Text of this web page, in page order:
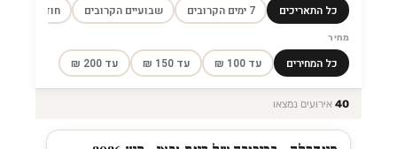
כל התאריכים 7 ימים הקרובים שבועיים הקרובים חודש הקרוב
מחיר
כל המחירים עד 100 ₪ עד 150 ₪ עד 200 ₪
40 אירועים נמצאו